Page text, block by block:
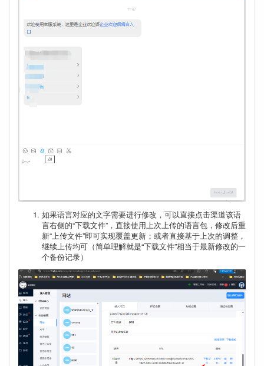
如果语言对应的文字需要进行修改，可以直接点击渠道该语
言右侧的“下载文件”，直接使用上次上传的语言包，修改后重
新“上传文件”即可实现覆盖更新；或者直接基于上次的调整，
继续上传均可（简单理解就是“下载文件”相当于最新修改的一
个备份记录）